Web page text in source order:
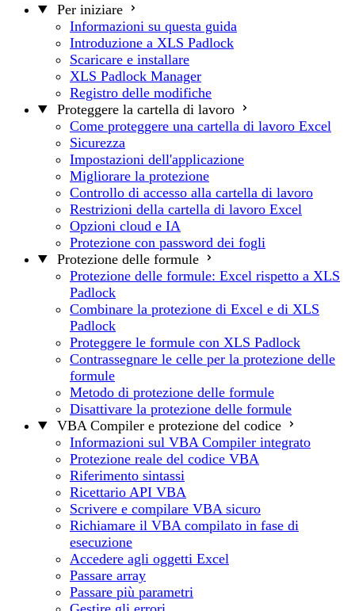
Per iniziare
Informazioni su questa guida
Introduzione a XLS Padlock
Scaricare e installare
XLS Padlock Manager
Registro delle modifiche
Proteggere la cartella di lavoro
Come proteggere una cartella di lavoro Excel
Sicurezza
Impostazioni dell'applicazione
Migliorare la protezione
Controllo di accesso alla cartella di lavoro
Restrizioni della cartella di lavoro Excel
Opzioni cloud e IA
Protezione con password dei fogli
Protezione delle formule
Protezione delle formule: Excel rispetto a XLS
Padlock
Combinare la protezione di Excel e di XLS
Padlock
Proteggere le formule con XLS Padlock
Contrassegnare le celle per la protezione delle
formule
Metodo di protezione delle formule
Disattivare la protezione delle formule
VBA Compiler e protezione del codice
Informazioni sul VBA Compiler integrato
Protezione reale del codice VBA
Riferimento sintassi
Ricettario API VBA
Scrivere e compilare VBA sicuro
Richiamare il VBA compilato in fase di
esecuzione
Accedere agli oggetti Excel
Passare array
Passare più parametri